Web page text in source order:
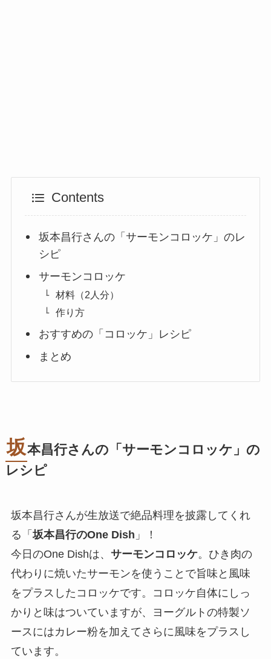
Contents
坂本昌行さんの「サーモンコロッケ」のレ
シピ
サーモンコロッケ
材料（2人分）
作り方
おすすめの「コロッケ」レシピ
まとめ
坂本昌行さんの「サーモンコロッケ」の
レシピ
坂本昌行さんが生放送で絶品料理を披露してくれ
る「坂本昌行のOne Dish 」！
今日のOne Dishは、 サーモンコロッケ。ひき肉の
代わりに焼いたサーモンを使うことで旨味と風味
をプラスしたコロッケです。コロッケ自体にしっ
かりと味はついていますが、ヨーグルトの特製ソ
ースにはカレー粉を加えてさらに風味をプラスし
ています。